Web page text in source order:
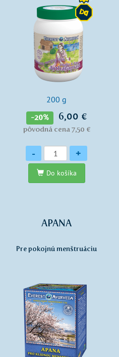
200 g
-20% 6,00 €
pôvodná cena 7,50 €
Množstvo
- +
Do košíka
APANA
Pre pokojnú menštruáciu